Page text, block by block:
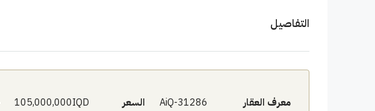
التفاصيل
معرف العقار AiQ-31286 السعر 105,000,000IQD